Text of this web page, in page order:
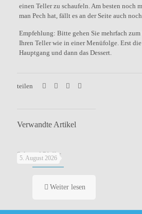
einen Teller zu schaufeln. Am besten noch
man Pech hat, fällt es an der Seite auch
Empfehlung: Bitte gehen Sie mehrfach
Ihren Teller wie in einer Menüfolge. Erst die
Hauptgang und dann das Dessert.
teilen
Verwandte Artikel
5. August 2026
Salz und Pfeffer
Weiter lesen